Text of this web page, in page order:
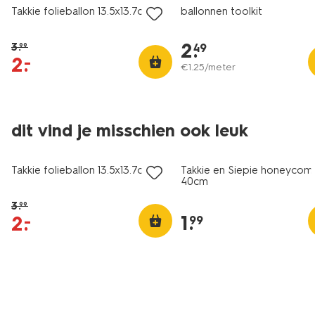
Takkie folieballon 13.5x13.7cm
3.99
2.
–
ballonnen toolkit
2.
49
€1.25/meter
dit vind je misschien ook leuk
sale
Takkie folieballon 13.5x13.7cm
3.99
2.
–
Takkie en Siepie
40cm
1.
99